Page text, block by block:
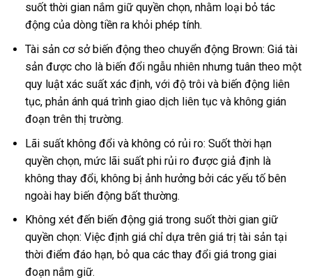
suốt thời gian nắm giữ quyền chọn, nhằm loại bỏ tác
động của dòng tiền ra khỏi phép tính.
Tài sản cơ sở biến động theo chuyển động Brown: Giá tài
sản được cho là biến đổi ngẫu nhiên nhưng tuân theo một
quy luật xác suất xác định, với độ trôi và biến động liên
tục, phản ánh quá trình giao dịch liên tục và không gián
đoạn trên thị trường.
Lãi suất không đổi và không có rủi ro: Suốt thời hạn
quyền chọn, mức lãi suất phi rủi ro được giả định là
không thay đổi, không bị ảnh hưởng bởi các yếu tố bên
ngoài hay biến động bất thường.
Không xét đến biến động giá trong suốt thời gian giữ
quyền chọn: Việc định giá chỉ dựa trên giá trị tài sản tại
thời điểm đáo hạn, bỏ qua các thay đổi giá trong giai
đoạn nắm giữ.